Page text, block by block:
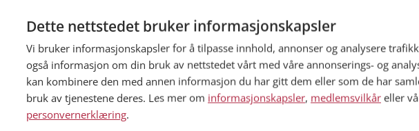
Jeg er en:
Dette nettstedet bruker informasjonskapsler
Vi bruker informasjonskapsler for å tilpasse innhold, annonser og analysere
også informasjon om din bruk av nettstedet vårt med våre annonserings- og
kan kombinere den med annen informasjon du har gitt dem eller som de har
bruk av tjenestene deres. Les mer om informasjonskapsler, medlemsvilkår eller
personvernerklæring.